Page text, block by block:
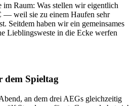
im Raum: Was stellen wir eigentlich
weil sie zu einem Haufen sehr
Seitdem haben wir ein gemeinsames
Lieblingsweste in die Ecke werfen
dem Spieltag
an dem drei AEGs gleichzeitig